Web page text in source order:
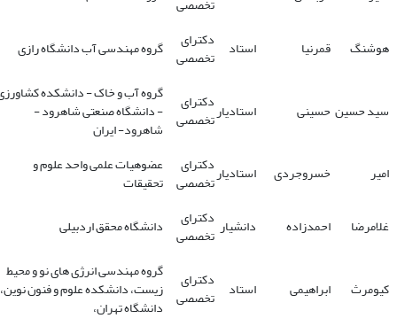
تخصصی
هوشنگ قمرنیا استاد دکترای
تخصصی گروه مهندسی آب دانشگاه رازی
سید حسین حسینی استادیاردکترای
تخصصی
گروه آب و خاک - دانشکده
- دانشگاه صنعتی شاهرود -
شاهرود- ایران
امیر
خسروجردی استادیاردکترای
تخصصی
عضوهیات علمی واحد علوم و
تحقیقات
غلامرضا
احمدزاده دانشیار دکترای
تخصصی دانشگاه محقق اردبیلی
کیومرث ابراهیمی استاد دکترای
تخصصی
گروه مهندسی انرژی های نو و محیط
زیست، دانشکده علوم و فنون نوین،
دانشگاه تهران،